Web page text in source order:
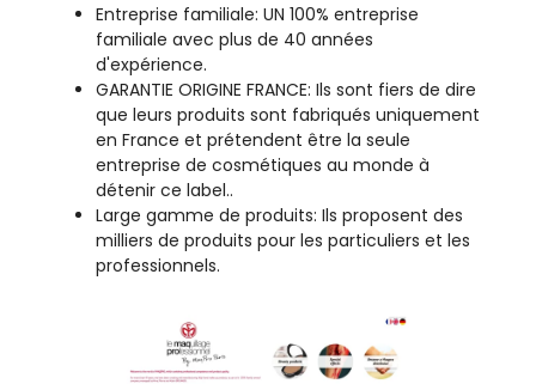
Entreprise familiale: UN 100% entreprise
familiale avec plus de 40 années
d'expérience.
GARANTIE ORIGINE FRANCE: Ils sont fiers de dire
que leurs produits sont fabriqués uniquement
en France et prétendent être la seule
entreprise de cosmétiques au monde à
détenir ce label..
Large gamme de produits: Ils proposent des
milliers de produits pour les particuliers et les
professionnels.